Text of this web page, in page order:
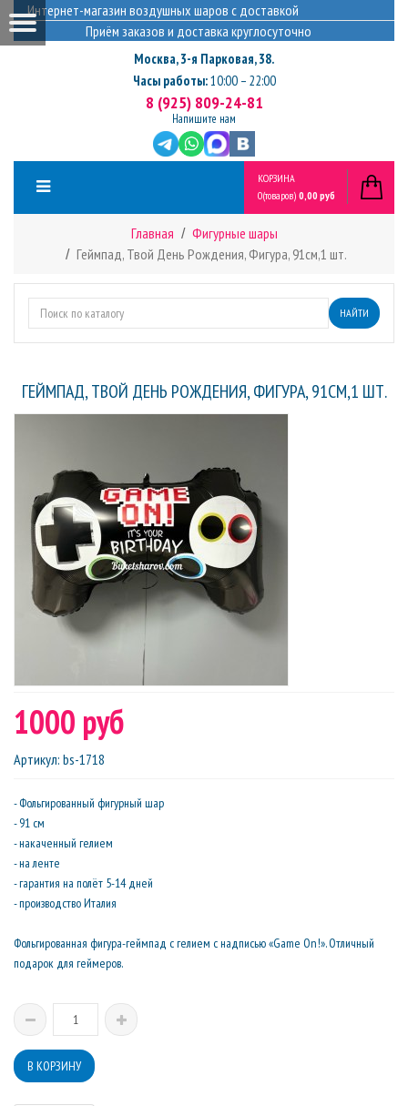
Интернет-магазин воздушных шаров с доставкой
Приём заказов и доставка круглосуточно
Москва,3-я Парковая, 38.
Часы работы:10:00 – 22:00
8 (925) 809-24-81
Напишите нам
КОРЗИНА
0(товаров) 0,00 руб
Главная
Фигурные шары
Геймпад, Твой День Рождения, Фигура, 91см,1 шт.
НАЙТИ
ГЕЙМПАД, ТВОЙ ДЕНЬ РОЖДЕНИЯ, ФИГУРА, 91СМ,1 ШТ.
1000 руб
Артикул: bs-1718
- Фольгированный фигурный шар
- 91 см
- накаченный гелием
- на ленте
- гарантия на полёт 5-14 дней
- производство Италия
Фольгированная фигура-геймпад с гелием с надписью «Game On!». Отличный
подарок для геймеров.